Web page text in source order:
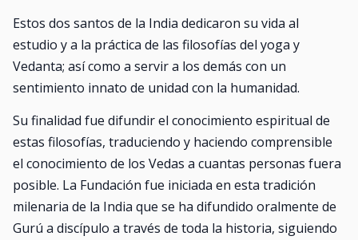
Estos dos santos de la India dedicaron su vida al
estudio y a la práctica de las filosofías del yoga y
Vedanta; así como a servir a los demás con un
sentimiento innato de unidad con la humanidad.
Su finalidad fue difundir el conocimiento espiritual de
estas filosofías, traduciendo y haciendo comprensible
el conocimiento de los Vedas a cuantas personas fuera
posible. La Fundación fue iniciada en esta tradición
milenaria de la India que se ha difundido oralmente de
Gurú a discípulo a través de toda la historia, siguiendo